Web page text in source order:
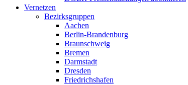
Vernetzen
Bezirksgruppen
Aachen
Berlin-Brandenburg
Braunschweig
Bremen
Darmstadt
Dresden
Friedrichshafen